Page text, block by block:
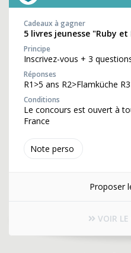
Note perso
Cadeaux à gagner
5 livres jeunesse "Ruby
Principe
Inscrivez-vous + 3
Réponses
R1>5 ans R2>Flamküche
Conditions
Le concours est ouvert à
France
Proposer
VOIR